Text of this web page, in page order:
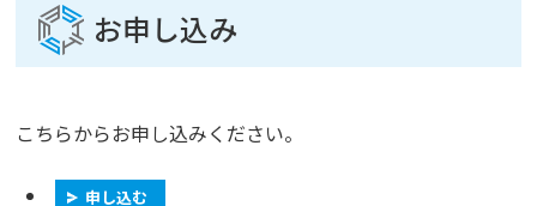
お申し込み
こちらからお申し込みください。
申し込む